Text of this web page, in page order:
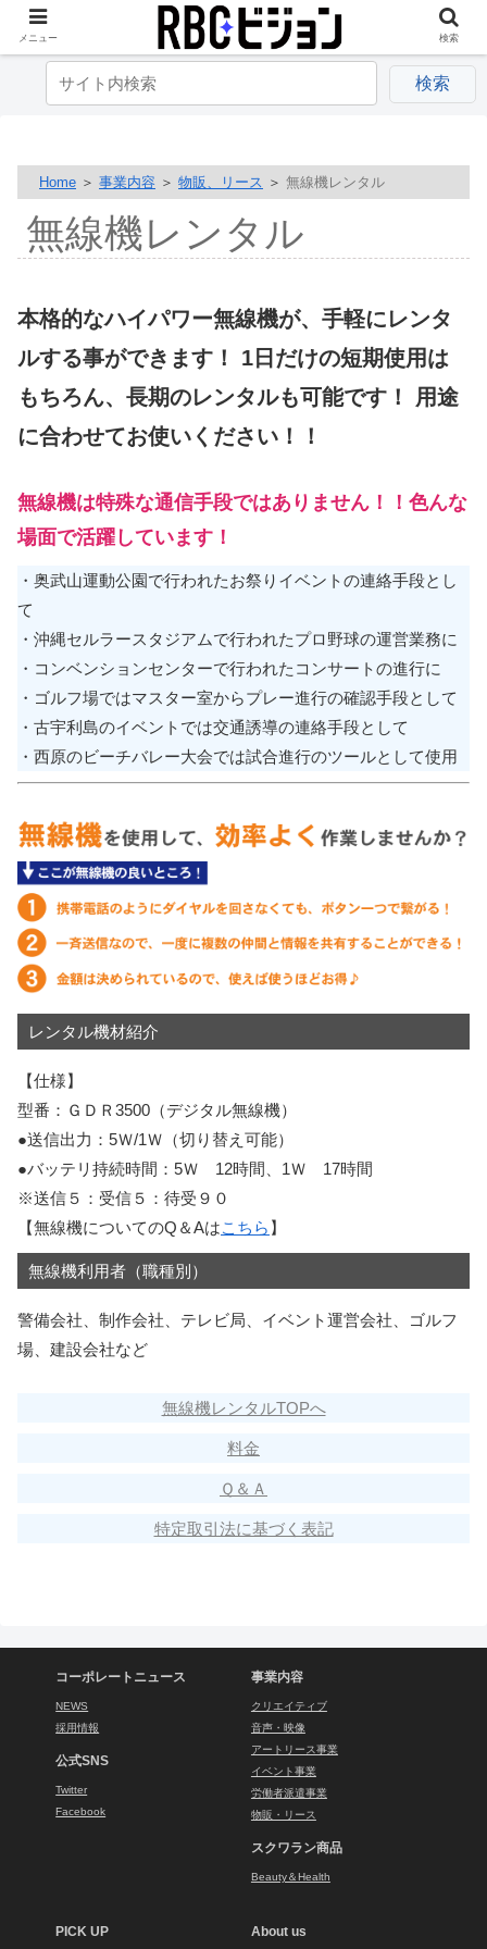
Home ＞ 事業内容 ＞ 物販、リース ＞ 無線機レンタル
無線機レンタル
本格的なハイパワー無線機が、手軽にレンタ
ルする事ができます！ 1日だけの短期使用は
もちろん、長期のレンタルも可能です！ 用途
に合わせてお使いください！！
無線機は特殊な通信手段ではありません！！ 色んな
場面で活躍しています！
・奥武山運動公園で行われたお祭りイベントの連絡手段とし
て
・沖縄セルラースタジアムで行われたプロ野球の運営業務に
・コンベンションセンターで行われたコンサートの進行に
・ゴルフ場ではマスター室からプレー進行の確認手段として
・古宇利島のイベントでは交通誘導の連絡手段として
・西原のビーチバレー大会では試合進行のツールとして使用
レンタル機材紹介
【仕様】
型番：ＧＤＲ3500（デジタル無線機）
●送信出力：5Ｗ/1Ｗ（切り替え可能）
●バッテリ持続時間：5Ｗ 12時間、1Ｗ 17時間
※送信５：受信５：待受９０
【無線機についてのQ＆Aはこちら 】
無線機利用者（職種別）
警備会社、制作会社、テレビ局、イベント運営会社、ゴルフ
場、建設会社など
無線機レンタルTOPへ
料金
Ｑ＆Ａ
特定取引法に基づく表記
コーポレートニュース
NEWS
採用情報
公式SNS
Twitter
Facebook
事業内容
クリエイティブ
音声・映像
アートリース事業
イベント事業
労働者派遣事業
物販・リース
スクワラン商品
Beauty＆Health
PICK UP About us
メニュー 検索